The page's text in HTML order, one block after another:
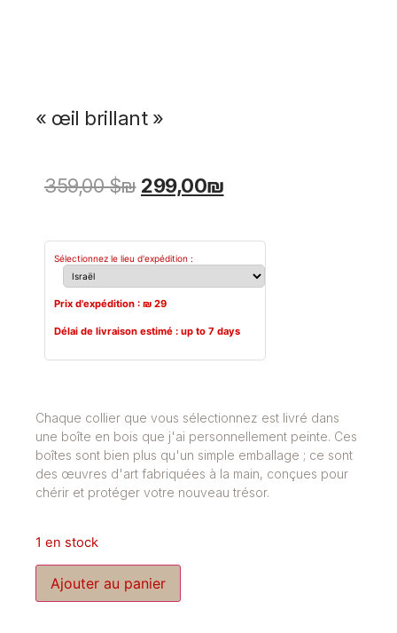
« œil brillant »
359,00 $₪ 299,00₪
Sélectionnez le lieu d'expédition :
Prix d'expédition : ₪ 29
Délai de livraison estimé : up to 7 days
Chaque collier que vous sélectionnez est livré dans
une boîte en bois que j'ai personnellement peinte. Ces
boîtes sont bien plus qu'un simple emballage ; ce sont
des œuvres d'art fabriquées à la main, conçues pour
chérir et protéger votre nouveau trésor.
1 en stock
Ajouter au panier